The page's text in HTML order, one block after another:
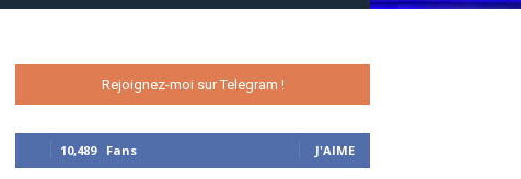
Rejoignez-moi sur Telegram !
10,489 Fans J'AIME